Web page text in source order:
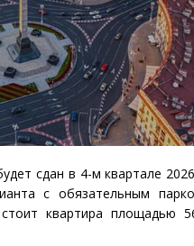
сдан в 4-м квартале
с обязательным
квартира площадью